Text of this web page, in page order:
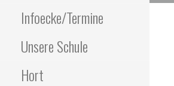
Infoecke/Termine
Unsere Schule
Hort